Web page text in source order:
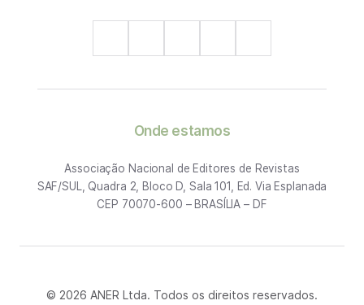
Onde estamos
Associação Nacional de Editores de Revistas
SAF/SUL, Quadra 2, Bloco D, Sala 101, Ed. Via Esplanada
CEP 70070-600 – BRASÍLIA – DF
© 2026 ANER Ltda. Todos os direitos reservados.